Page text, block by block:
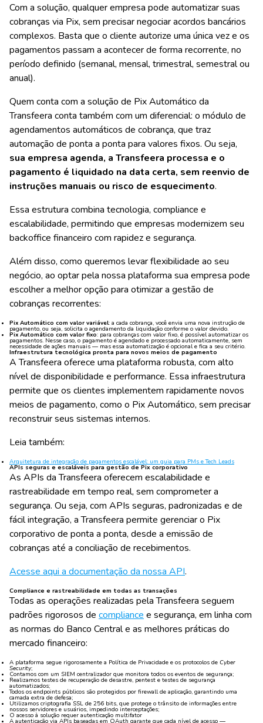
Com a solução, qualquer empresa pode automatizar suas
cobranças via Pix, sem precisar negociar acordos bancários
complexos. Basta que o cliente autorize uma única vez e os
pagamentos passam a acontecer de forma recorrente, no
período definido (semanal, mensal, trimestral, semestral ou
anual).
Quem conta com a solução de Pix Automático da
Transfeera conta também com um diferencial: o módulo de
agendamentos automáticos de cobrança, que traz
automação de ponta a ponta para valores fixos. Ou seja,
sua empresa agenda, a Transfeera processa e o
pagamento é liquidado na data certa, sem reenvio de
instruções manuais ou risco de esquecimento.
Essa estrutura combina tecnologia, compliance e
escalabilidade, permitindo que empresas modernizem seu
backoffice financeiro com rapidez e segurança.
Além disso, como queremos levar flexibilidade ao seu
negócio, ao optar pela nossa plataforma sua empresa pode
escolher a melhor opção para otimizar a gestão de
cobranças recorrentes:
Pix Automático com valor variável: a cada cobrança, você envia uma nova instrução de
pagamento, ou seja, solicita o agendamento da liquidação conforme o valor devido.
Pix Automático com valor fixo: para cobranças com valor fixo, é possível automatizar os
pagamentos. Nesse caso, o pagamento é agendado e processado automaticamente, sem
necessidade de ações manuais — mas essa automatização é opcional e fica a seu critério.
Infraestrutura tecnológica pronta para novos meios de pagamento
A Transfeera oferece uma plataforma robusta, com alto
nível de disponibilidade e performance. Essa infraestrutura
permite que os clientes implementem rapidamente novos
meios de pagamento, como o Pix Automático, sem precisar
reconstruir seus sistemas internos.
Leia também:
Arquitetura de integração de pagamentos escalável: um guia para PMs e Tech Leads
APIs seguras e escaláveis para gestão de Pix corporativo
As APIs da Transfeera oferecem escalabilidade e
rastreabilidade em tempo real, sem comprometer a
segurança. Ou seja, com APIs seguras, padronizadas e de
fácil integração, a Transfeera permite gerenciar o Pix
corporativo de ponta a ponta, desde a emissão de
cobranças até a conciliação de recebimentos.
Acesse aqui a documentação da nossa API.
Compliance e rastreabilidade em todas as transações
Todas as operações realizadas pela Transfeera seguem
padrões rigorosos de compliance e segurança, em linha com
as normas do Banco Central e as melhores práticas do
mercado financeiro:
A plataforma segue rigorosamente a Política de Privacidade e os protocolos de Cyber
Security;
Contamos com um SIEM centralizador que monitora todos os eventos de segurança;
Realizamos testes de recuperação de desastre, pentest e testes de segurança
automatizados;
Todos os endpoints públicos são protegidos por firewall de aplicação, garantindo uma
camada extra de defesa;
Utilizamos criptografia SSL de 256 bits, que protege o trânsito de informações entre
nossos servidores e usuários, impedindo interceptações;
O acesso à solução requer autenticação multifator
A autenticação via APIs baseadas em OAuth garante que cada nível de acesso —